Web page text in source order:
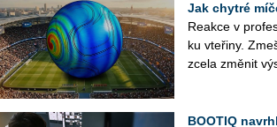
Jak chytré
Re­ak­ce v
ku vte­ři­ny.
zcela změ­nit
BOOTIQ